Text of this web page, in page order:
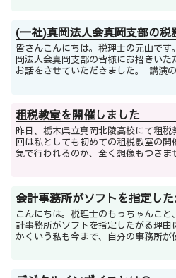
(一社)真岡法人会真岡支部の税
皆さんこんにちは。税理士の元山です。 令和７年１０月２８
岡法人会真岡支部の皆様にお招きい
お話をさせていただきました。 講演のテーマは一任していただきま
租税教室を開催しました
昨日、栃木県立真岡北陵高校にて租税
回は私としても初めての租税教室の
気で行われるのか、全く想像もつきませんでした
会計事務所がソフトを指定し
こんにちは。税理士のもっちゃんこと、元山です
計事務所がソフトを指定したがる理由
かくいう私も今まで、自分の事務所が